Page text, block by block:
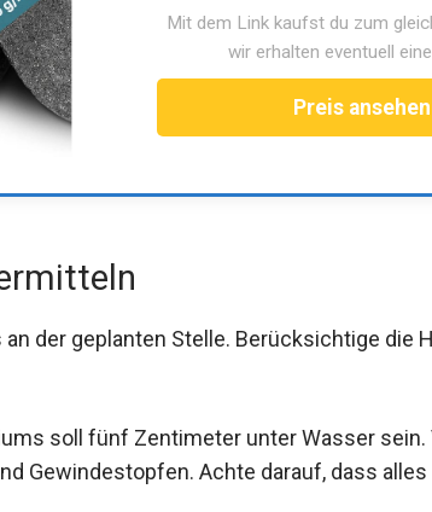
Mit dem Link kaufst du zum
wir erhalten eventuell
Preis ansehen
der geplanten Stelle. Berücksichtige die
soll fünf Zentimeter unter Wasser
Gewindestopfen. Achte darauf, dass